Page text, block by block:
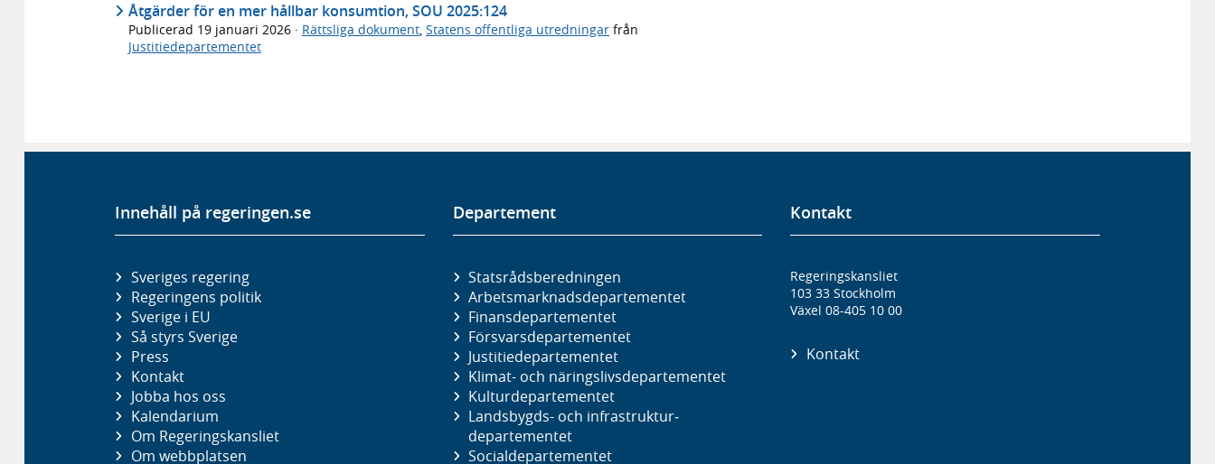
Åtgärder för en mer hållbar konsumtion, SOU 2025:124
Publicerad 19 januari 2026 · Rättsliga dokument, Statens offentliga utredningar från
Justitiedepartementet
Innehåll på regeringen.se
Sveriges regering
Regeringens politik
Sverige i EU
Så styrs Sverige
Press
Kontakt
Jobba hos oss
Kalendarium
Om Regeringskansliet
Om webbplatsen
Departement
Statsrådsberedningen
Arbetsmarknads­departementet
Finans­departementet
Försvars­departementet
Justitie­departementet
Klimat- och näringslivs­departementet
Kultur­departementet
Landsbygds- och infrastruktur­
departementet
Social­departementet
Kontakt
Regeringskansliet
103 33 Stockholm
Växel 08-405 10 00
Kontakt